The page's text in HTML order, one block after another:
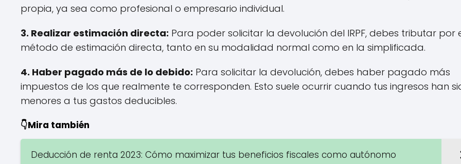
propia, ya sea como profesional o empresario individual.
3. Realizar estimación directa: Para poder solicitar la devolución del IRPF, debes tributar por
método de estimación directa, tanto en su modalidad normal como en la simplificada.
4. Haber pagado más de lo debido: Para solicitar la devolución, debes haber pagado más
impuestos de los que realmente te corresponden. Esto suele ocurrir cuando tus ingresos han
menores a tus gastos deducibles.
👇Mira también
Deducción de renta 2023: Cómo maximizar tus beneficios fiscales como autónomo